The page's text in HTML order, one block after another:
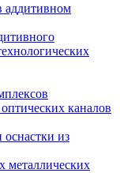
аддитивном
каналов
оснастки из
металлических